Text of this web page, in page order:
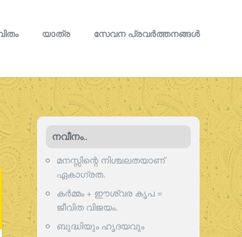
യാത്ര സേവന പ്രവര്‍ത്തനങ്ങള്‍
നവീനം..
മനസ്സിന്റെ നിശ്ചലതയാണ്
ഏകാഗ്രത.
കർമ്മം + ഈശ്വര കൃപ =
ജീവിത വിജയം.
ബുദ്ധിയും ഹൃദയവും